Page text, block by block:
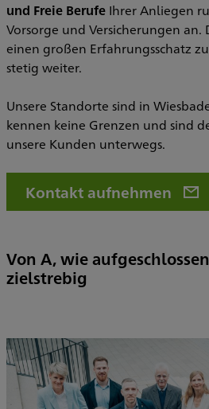
und Freie Berufe Ihrer Anliegen
Vorsorge und Versicherungen
einen großen Erfahrungsschatz
stetig weiter.
Unsere Standorte sind in
kennen keine Grenzen und sind
unsere Kunden unterwegs.
Kontakt aufnehmen
Von A, wie
zielstrebig